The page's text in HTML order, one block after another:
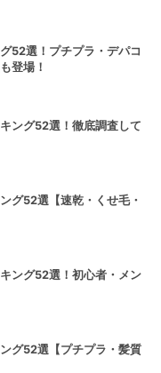
52選！プチプラ・デパコ
登場！
ング52選！徹底調査して
グ52選【速乾・くせ毛・
ング52選！初心者・メン
グ52選【プチプラ・髪質